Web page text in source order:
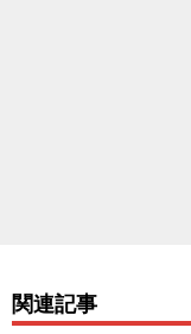
関連記事